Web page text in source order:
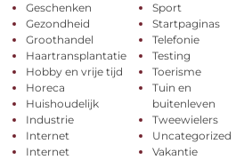
Geschenken
Gezondheid
Groothandel
Haartransplantatie
Hobby en vrije tijd
Horeca
Huishoudelijk
Industrie
Internet
Internet
Sport
Startpaginas
Telefonie
Testing
Toerisme
Tuin en
buitenleven
Tweewielers
Uncategorized
Vakantie